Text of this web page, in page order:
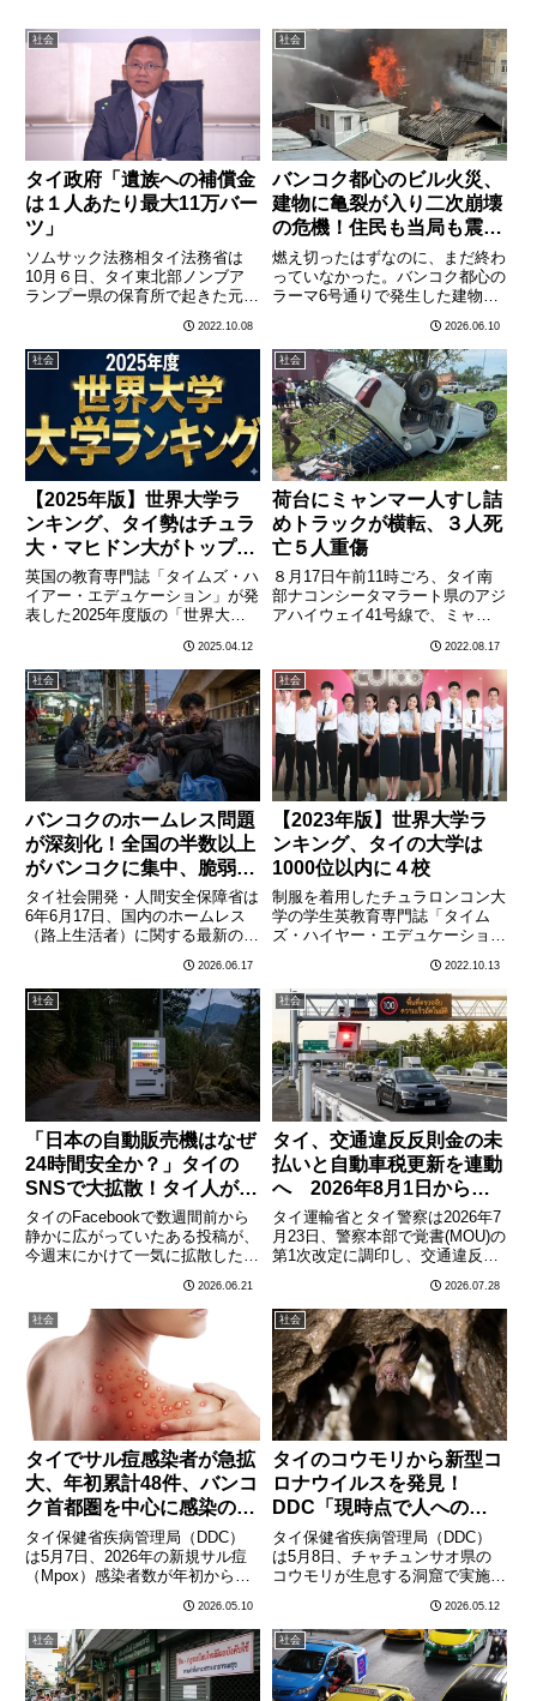
社会
タイ政府「遺族への補償金
は１人あたり最大11万バー
ツ」
ソムサック法務相タイ法務省は
10月６日、タイ東北部ノンブア
ランプー県の保育所で起きた元警
者38人の遺族に対し、犯罪被害
者補償法に基づき、１人あたり最
大11万バーツの補償を早急に行
う意向を発表した。現地メディア
の………
2022.10.08
社会
バンコク都心のビル火災、
建物に亀裂が入り二次崩壊
の危機！住民も当局も震え
る事態
燃え切ったはずなのに、まだ終わ
っていなかった。バンコク都心の
ラーマ6号通りで発生した建物火
危機が続いている。当局は8日、
建物の一部の構造に亀裂が入り、
二次崩壊の危険性があることを確
認した。周辺住民への避難警告
が………
2026.06.10
社会
【2025年版】世界大学ラ
ンキング、タイ勢はチュラ
大・マヒドン大がトップ並
走
英国の教育専門誌「タイムズ・ハ
イアー・エデュケーション」が発
表した2025年度版の「世界大学
ュラロンコン大学とマヒドン大学
が前年に続き、国内最高位の評価
を得たが、世界ランクの層では依
然として601-800位グル………
2025.04.12
社会
荷台にミャンマー人すし詰
めトラックが横転、３人死
亡５人重傷
８月17日午前11時ごろ、タイ南
部ナコンシータマラート県のアジ
アハイウェイ41号線で、ミャン
クアップトラックの後輪右タイヤ
がバーストし、コントロールを失
ったピックアップトラップが側道
の植木に衝突し横転、３人が
死………
2022.08.17
社会
バンコクのホームレス問題
が深刻化！全国の半数以上
がバンコクに集中、脆弱層
4百万人を監視 若年層が
増加
タイ社会開発・人間安全保障省は
6年6月17日、国内のホームレス
（路上生活者）に関する最新の実
ームレスの半数以上がバンコク都
とその周辺に集中しており、社会
的に脆弱な状態にある人々（低所
得者・障害者・高齢独居者な
ど………
2026.06.17
社会
【2023年版】世界大学ラ
ンキング、タイの大学は
1000位以内に４校
制服を着用したチュラロンコン大
学の学生英教育専門誌「タイム
ズ・ハイヤー・エデュケーショ
年版の世界大学ランキングで、タ
イの大学では、チュラロンコン大
学、キングモンクット技術大学ト
ンブリー校、メーファールア
ン………
2022.10.13
社会
「日本の自動販売機はなぜ
24時間安全か？」タイの
SNSで大拡散！タイ人が羨
む日本社会の信頼感
タイのFacebookで数週間前から
静かに広がっていたある投稿が、
今週末にかけて一気に拡散した。
自動販売機が壊されないのか？タ
イだったら即座に盗まれるのに」
という素朴な疑問と驚きを綴った
投稿だ。10万以上のシェ………
2026.06.21
社会
タイ、交通違反反則金の未
払いと自動車税更新を連動
へ 2026年8月1日から新
制度
タイ運輸省とタイ警察は2026年7
月23日、警察本部で覚書(MOU)の
第1次改定に調印し、交通違反反
次更新手続きに連動させる新制度
を導入することで合意した。ピパ
ット・ラチャキットプラカーン副
首相兼運輸相が発表し………
2026.07.28
社会
タイでサル痘感染者が急拡
大、年初累計48件、バンコ
ク首都圏を中心に感染の連
鎖が続く
タイ保健省疾病管理局（DDC）
は5月7日、2026年の新規サル痘
（Mpox）感染者数が年初から累
した。ソンクラン（タイ旧正月、
4月13〜15日）の大規模な人の移
動が感染拡大の一因となった可能
性があるとして、当局………
2026.05.10
社会
タイのコウモリから新型コ
ロナウイルスを発見！
DDC「現時点で人への感
染リスクは低い」
タイ保健省疾病管理局（DDC）
は5月8日、チャチュンサオ県の
コウモリが生息する洞窟で実施し
査において、SARS-CoV-2（新型
コロナウイルス感染症の原因ウイ
ルス）と近縁のコロナウイルスが
発見されたと発表した。………
2026.05.12
社会 社会